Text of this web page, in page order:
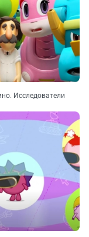
Исследователи